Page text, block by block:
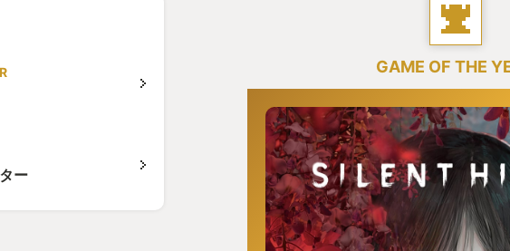
ー
GAME OF THE